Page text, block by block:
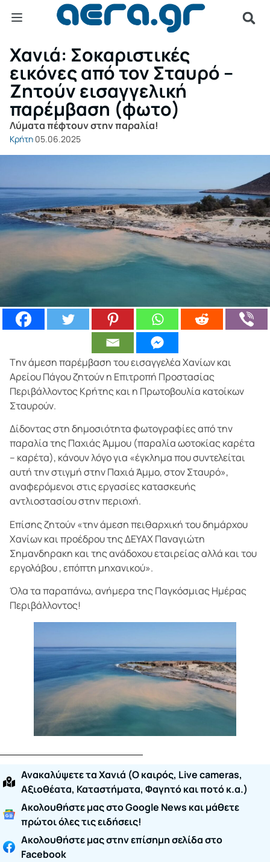
Χανιά: Σοκαριστικές
εικόνες από τον Σταυρό –
Ζητούν εισαγγελική
παρέμβαση (φωτο)
Λύματα πέφτουν στην παραλία!
Κρήτη 05.06.2025
Tην άμεση παρέμβαση του εισαγγελέα Χανίων και
Αρείου Πάγου ζητούν η Επιτροπή Προστασίας
Περιβάλλοντος Κρήτης και η Πρωτοβουλία κατοίκων
Σταυρούν.
Δίδοντας στη δημοσιότητα φωτογραφίες από την
παραλία της Παχιάς Άμμου (παραλία ωοτοκίας καρέτα
– καρέτα), κάνουν λόγο για «έγκλημα που συντελείται
αυτή την στιγμή στην Παχιά Άμμο, στον Σταυρό»,
αναφερόμενοι στις εργασίες κατασκευής
αντλιοστασίου στην περιοχή.
Επίσης ζητούν «την άμεση πειθαρχική του δημάρχου
Χανίων και προέδρου της ΔΕΥΑΧ Παναγιώτη
Σημανδηρακη και της ανάδοχου εταιρείας αλλά και του
εργολάβου , επόπτη μηχανικού».
Όλα τα παραπάνω, ανήμερα της Παγκόσμιας Ημέρας
Περιβάλλοντος!
Ανακαλύψετε τα Χανιά (O καιρός, Live cameras,
Αξιοθέατα, Καταστήματα, Φαγητό και ποτό κ.α.)
Ακολουθήστε μας στο Google News και μάθετε
πρώτοι όλες τις ειδήσεις!
Ακολουθήστε μας στην επίσημη σελίδα στο
Facebook